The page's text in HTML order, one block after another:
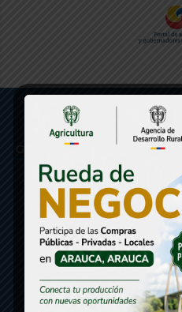
Gobernación de Arauca